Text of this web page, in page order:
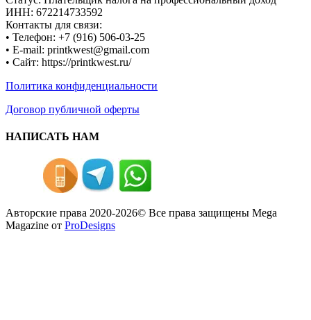
ИНН: 672214733592
Контакты для связи:
• Телефон: +7 (916) 506-03-25
• E-mail: printkwest@gmail.com
• Сайт: https://printkwest.ru/
Политика конфиденциальности
Договор публичной оферты
НАПИСАТЬ НАМ
Авторские права 2020-2026© Все права защищены Mega
Magazine от ProDesigns